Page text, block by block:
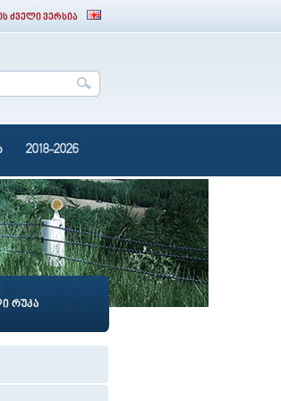
ძველი ვერსია
2018-2026
რუკა